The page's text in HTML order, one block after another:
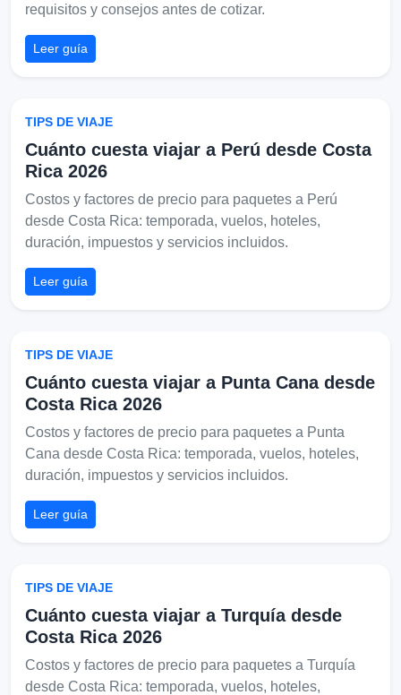
requisitos y consejos antes de cotizar.
Leer guía
TIPS DE VIAJE
Cuánto cuesta viajar a Perú desde Costa
Rica 2026
Costos y factores de precio para paquetes a Perú
desde Costa Rica: temporada, vuelos, hoteles,
duración, impuestos y servicios incluidos.
Leer guía
TIPS DE VIAJE
Cuánto cuesta viajar a Punta Cana desde
Costa Rica 2026
Costos y factores de precio para paquetes a Punta
Cana desde Costa Rica: temporada, vuelos, hoteles,
duración, impuestos y servicios incluidos.
Leer guía
TIPS DE VIAJE
Cuánto cuesta viajar a Turquía desde
Costa Rica 2026
Costos y factores de precio para paquetes a Turquía
desde Costa Rica: temporada, vuelos, hoteles,